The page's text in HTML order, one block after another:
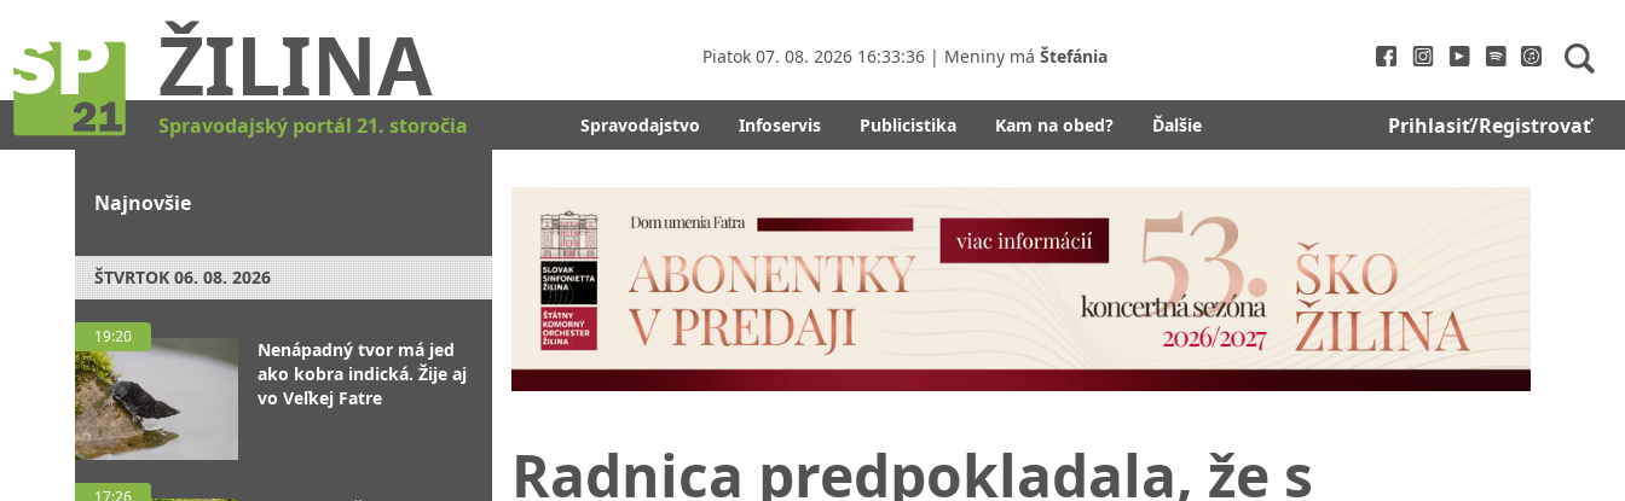
ŽILINA Piatok 07. 08. 2026 16:33:38 | Meniny má Štefánia
Spravodajský portál 21. storočia Spravodajstvo Infoservis Publicistika Kam na obed? Ďalšie Prihlasiť/Registrovať
Najnovšie
ŠTVRTOK 06. 08. 2026
19:20
Nenápadný tvor má jed
ako kobra indická. Žije aj
vo Veľkej Fatre
17:26 Radnica predpokladala, že s